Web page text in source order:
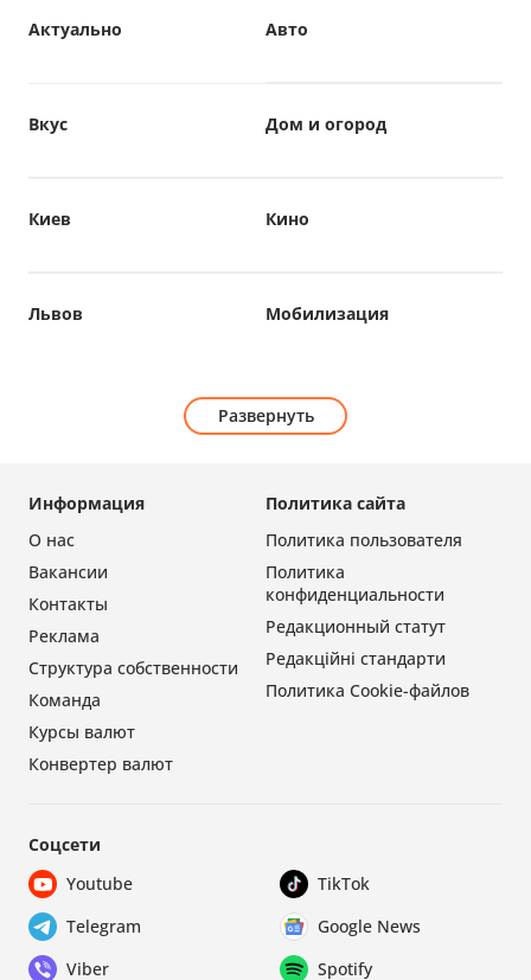
Авто
Актуально
Вкус Дом и огород
Киев Кино
Львов Мобилизация
Развернуть
Политика сайта
Политика пользователя
Политика
конфиденциальности
Редакционный статут
Редакційні стандарти
Политика Cookie-файлов
Информация
О нас
Вакансии
Контакты
Реклама
Структура собственности
Команда
Курсы валют
Конвертер валют
Соцсети
Youtube
TikTok
Telegram
Google News
Viber
Spotify